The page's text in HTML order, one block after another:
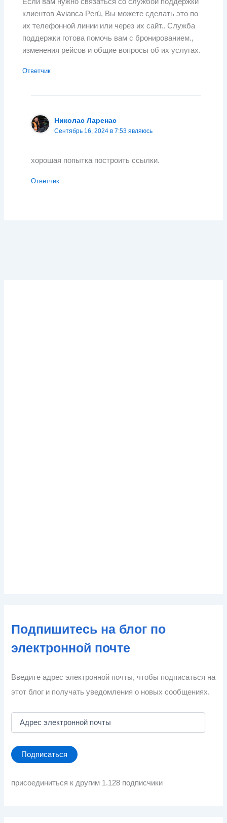
клиентов Avianca Perú, Вы можете сделать это по
их телефонной линии или через их сайт.. Служба
поддержки готова помочь вам с бронированием.,
изменения рейсов и общие вопросы об их услугах.
Ответчик
Николас Ларенас
Сентябрь 16, 2024 в 7:53 являюсь
хорошая попытка построить ссылки.
Ответчик
Подпишитесь на блог по
электронной почте
Введите адрес электронной почты, чтобы подписаться на
этот блог и получать уведомления о новых сообщениях.
е
с
е
Подписаться
присоединиться к другим 1.128 подписчики